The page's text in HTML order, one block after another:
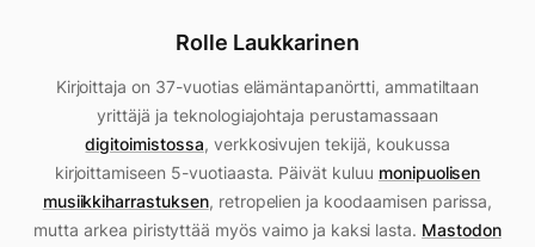
Rolle Laukkarinen
Kirjoittaja on 37-vuotias elämäntapanörtti, ammatiltaan
yrittäjä ja teknologiajohtaja perustamassaan
digitoimistossa, verkkosivujen tekijä, koukussa
kirjoittamiseen 5-vuotiaasta. Päivät kuluu monipuolisen
musiikkiharrastuksen, retropelien ja koodaamisen parissa,
mutta arkea piristyttää myös vaimo ja kaksi lasta. Mastodon